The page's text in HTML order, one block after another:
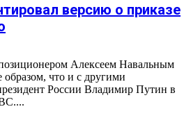
версию о приказе
Алексеем Навальным
образом, что и с другими
России Владимир Путин в